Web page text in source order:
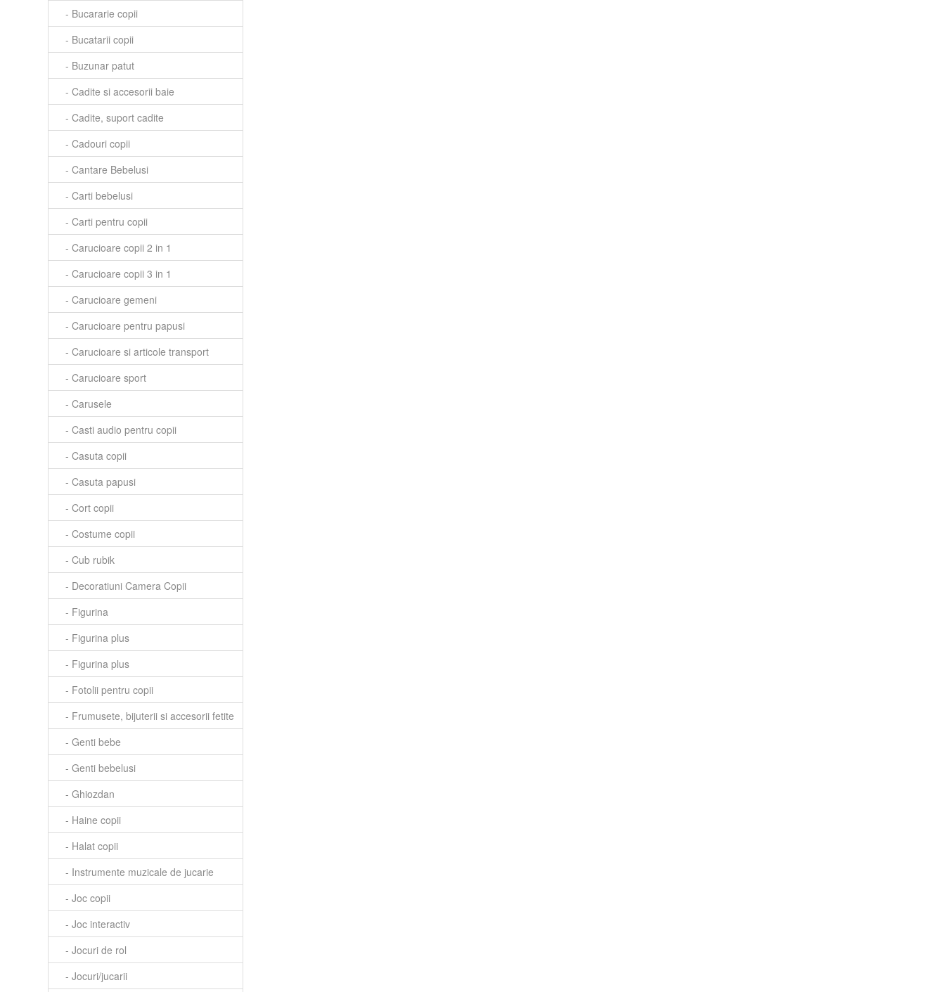
- Bucararie copii
- Bucatarii copii
- Buzunar patut
- Cadite si accesorii baie
- Cadite, suport cadite
- Cadouri copii
- Cantare Bebelusi
- Carti bebelusi
- Carti pentru copii
- Carucioare copii 2 in 1
- Carucioare copii 3 in 1
- Carucioare gemeni
- Carucioare pentru papusi
- Carucioare si articole transport
- Carucioare sport
- Carusele
- Casti audio pentru copii
- Casuta copii
- Casuta papusi
- Cort copii
- Costume copii
- Cub rubik
- Decoratiuni Camera Copii
- Figurina
- Figurina plus
- Figurina plus
- Fotolii pentru copii
- Frumusete, bijuterii si accesorii fetite
- Genti bebe
- Genti bebelusi
- Ghiozdan
- Haine copii
- Halat copii
- Instrumente muzicale de jucarie
- Joc copii
- Joc interactiv
- Jocuri de rol
- Jocuri/jucarii